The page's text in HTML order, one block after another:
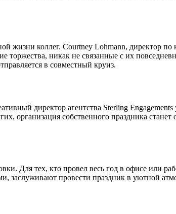
жизни коллег. Courtney Lohmann, директор по
торжества, никак не связанные с их
в совместный круиз.
директор агентства Sterling
организация собственного праздника
Для тех, кто провел весь год в офисе или
заслуживают провести праздник в уютной